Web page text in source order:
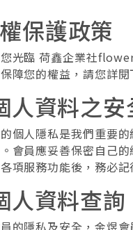
保護政策
光臨 荷鑫企業社
障您的權益，請您詳閱
人資料之安
個人隱私是我們重要
會員應妥善保密自己
項服務功能後，務必
人資料查詢
的隱私及安全，金煜